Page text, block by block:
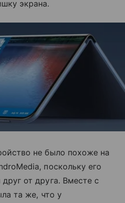
экрана.
не было похоже на
поскольку его
от друга. Вместе с
та же, что у